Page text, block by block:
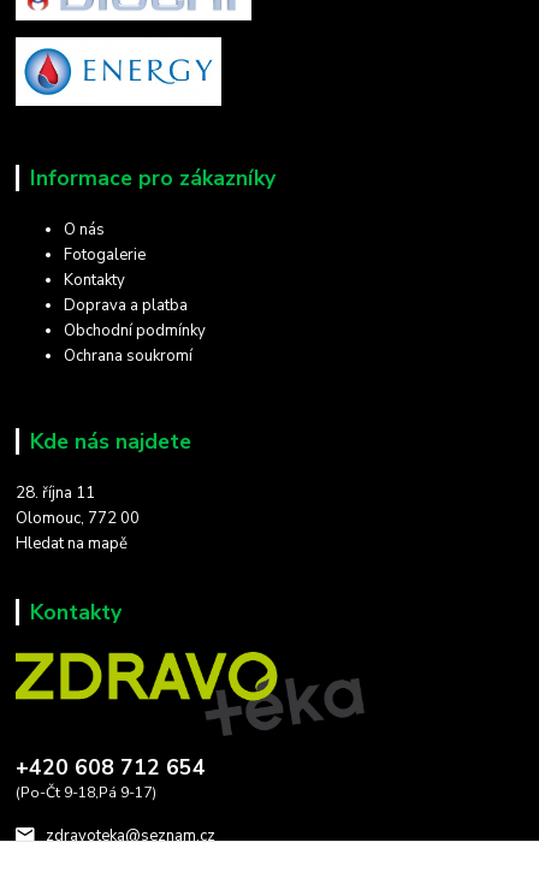
Informace pro zákazníky
O nás
Fotogalerie
Kontakty
Doprava a platba
Obchodní podmínky
Ochrana soukromí
Kde nás najdete
28. října 11
Olomouc, 772 00
Hledat na mapě
Kontakty
+420 608 712 654
(Po-Čt 9-18,Pá 9-17)
zdravoteka@seznam.cz